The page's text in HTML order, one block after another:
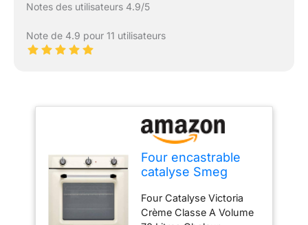
Notes des utilisateurs 4.9/5
Note de 4.9 pour 11 utilisateurs
Four encastrable
catalyse Smeg
multifonction
Chaleur tournante
Four Catalyse Victoria
Crème Classe A Volume